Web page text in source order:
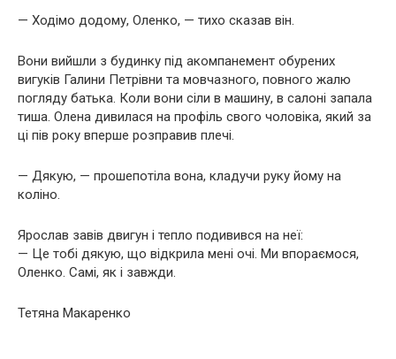
— Ходімо додому, Оленко, — тихо сказав він.
Вони вийшли з будинку під акомпанемент обурених
вигуків Галини Петрівни та мовчазного, повного жалю
погляду батька. Коли вони сіли в машину, в салоні запала
тиша. Олена дивилася на профіль свого чоловіка, який за
ці пів року вперше розправив плечі.
— Дякую, — прошепотіла вона, кладучи руку йому на
коліно.
Ярослав завів двигун і тепло подивився на неї:
— Це тобі дякую, що відкрила мені очі. Ми впораємося,
Оленко. Самі, як і завжди.
Тетяна Макаренко